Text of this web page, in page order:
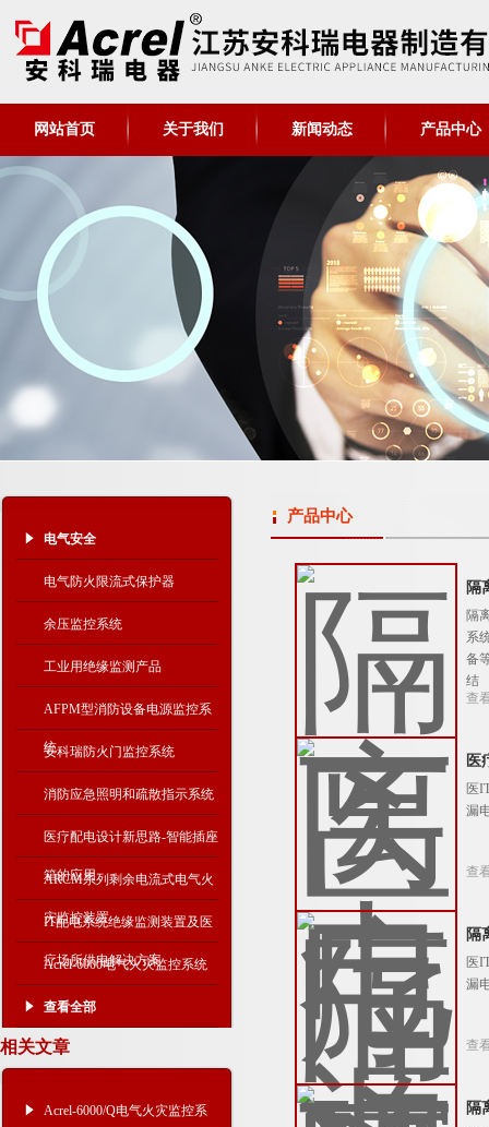
网站首页 关于我们 新闻动态 产品中心
电气安全
电气防火限流式保护器
余压监控系统
工业用绝缘监测产品
AFPM型消防设备电源监控系
统
安科瑞防火门监控系统
消防应急照明和疏散指示系统
医疗配电设计新思路-智能插座
箱的应用
ARCM系列剩余电流式电气火
灾监控装置
IT配电系统绝缘监测装置及医
疗场所供电解决方案
Acrel-6000电气火灾监控系统
查看全部
相关文章
Acrel-6000/Q电气火灾监控系
产品中心
隔
隔
系
备
结
查
医
医
漏
查
隔
医
漏
查
隔